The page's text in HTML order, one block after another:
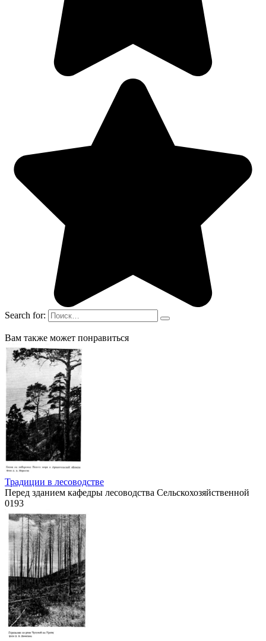
Search for:
Вам также может понравиться
Традиции в лесоводстве
Перед зданием кафедры лесоводства Сельскохозяйственной
0193